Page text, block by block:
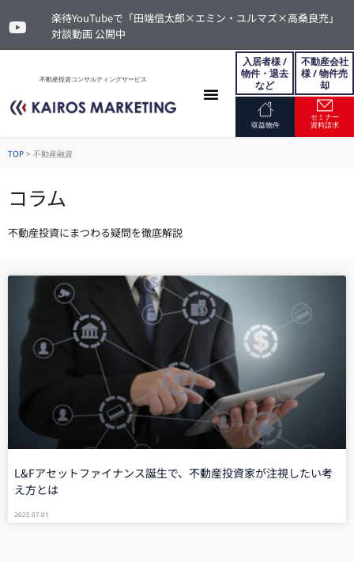
楽待YouTubeで「田端信太郎×エミン・ユルマズ×高桑良充」
対談動画 公開中
不動産投資コンサルティングサービス
入居者様 /
物件・退去
など
不動産会社
様 / 物件売
却
収益物件
セミナー
資料請求
TOP > 不動産融資
コラム
不動産投資にまつわる疑問を徹底解説
L&Fアセットファイナンス誕生で、不動産投資家が注視したい考
え方とは
2025.07.01